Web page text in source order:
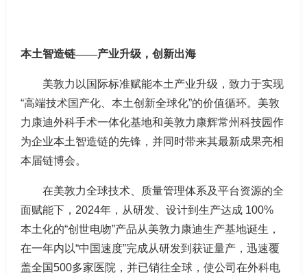
本土智造链——产业升级，创新出海
美敦力以国际标准赋能本土产业升级，致力于实现
“高端技术国产化、本土创新全球化”的价值循环。美敦
力康迪外科手术一体化基地和美敦力康辉常州科技园作
为企业本土智造链的先锋，并同时带来其最新成果亮相
本届链博会。
在美敦力全球技术、质量管理体系及平台资源的全
面赋能下，2024年，从研发、设计到生产达成 100%
本土化的“创世电吻”产品从美敦力康迪生产基地诞生，
在一年内以“中国速度”完成从研发到获证量产，迅速覆
盖全国500多家医院，并已销往全球，使公司在外科电